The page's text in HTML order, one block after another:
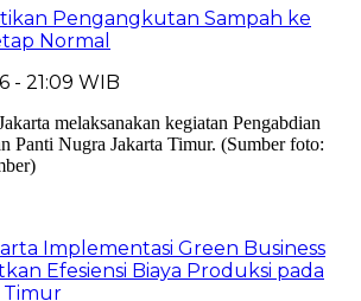
Pengangkutan Sampah ke
Normal
- 21:09 WIB
Implementasi Green Business
Efesiensi Biaya Produksi pada
Timur